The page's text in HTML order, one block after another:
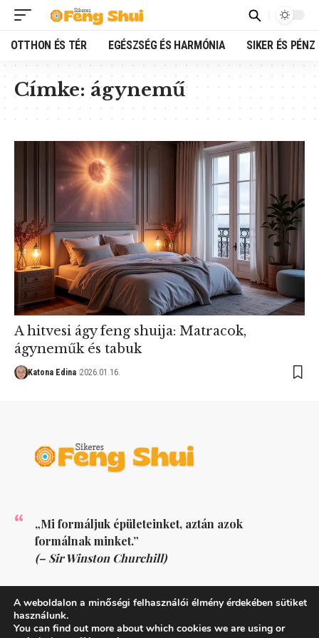
OTTHON ÉS TÉR EGÉSZSÉG ÉS HARMÓNIA SIKER ÉS PÉNZ
Címke:ágynemű
A hitvesi ágy feng shuija: Matracok,
ágyneműk és tabuk
Katona Edina 2026.01.16.
„Mi formáljuk épületeinket, aztán azok
formálnak minket.”
(– Sir Winston Churchill)
A weboldalon a minőségi felhasználói élmény érdekében sütiket
használunk.
You can find out more about which cookies we are using or